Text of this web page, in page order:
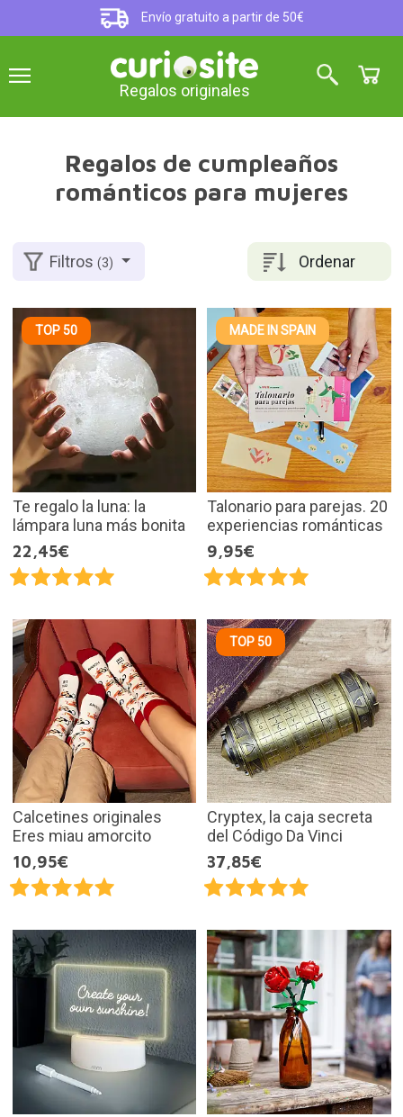
Envío gratuito a partir de 50€
Regalos originales
Regalos de cumpleaños
románticos para mujeres
Ordenar
Filtros(3)
TOP 50
Te regalo la luna: la
lámpara luna más bonita
22,45€
MADE IN SPAIN
Talonario para parejas. 20
experiencias románticas
9,95€
Calcetines originales
Eres miau amorcito
10,95€
TOP 50
Cryptex, la caja secreta
del Código Da Vinci
37,85€